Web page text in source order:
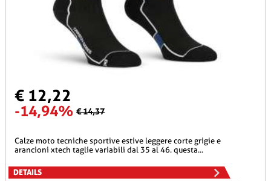
€ 12,22
-14,94% € 14,37
calze moto tecniche sportive estive leggere corte grigie e
arancioni xtech taglie variabili dal 35 al 46. questa...
DETAILS